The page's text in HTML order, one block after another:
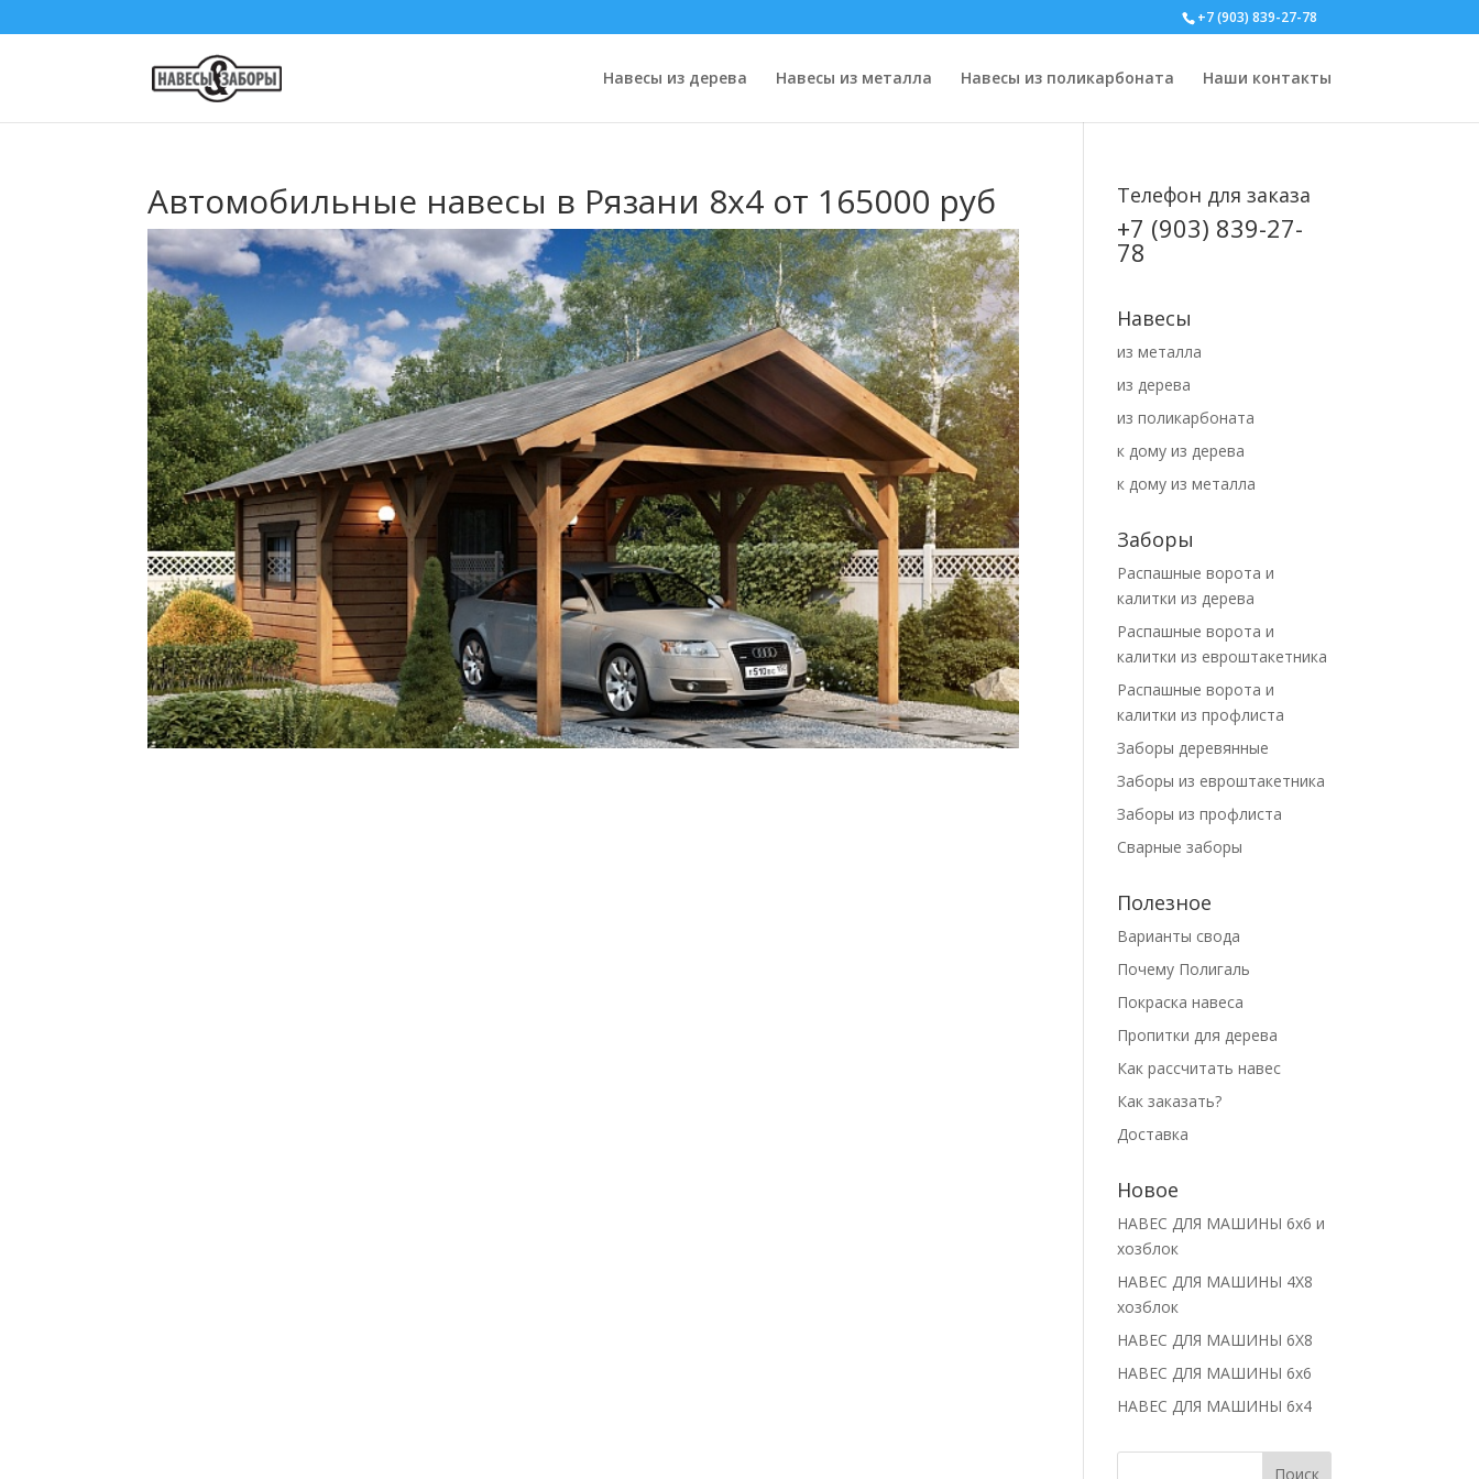
+7 (903) 839-27-78
Навесы из дерева Навесы из металла Навесы из поликарбоната Наши контакты
Автомобильные навесы в Рязани 8х4 от 165000 руб Телефон для заказа
+7 (903) 839-27-
78
Навесы
из металла
из дерева
из поликарбоната
к дому из дерева
к дому из металла
Заборы
Распашные ворота и
калитки из дерева
Распашные ворота и
калитки из евроштакетника
Распашные ворота и
калитки из профлиста
Заборы деревянные
Заборы из евроштакетника
Заборы из профлиста
Сварные заборы
Полезное
Варианты свода
Почему Полигаль
Покраска навеса
Пропитки для дерева
Как рассчитать навес
Как заказать?
Доставка
Новое
НАВЕС ДЛЯ МАШИНЫ 6х6 и
хозблок
НАВЕС ДЛЯ МАШИНЫ 4Х8
хозблок
НАВЕС ДЛЯ МАШИНЫ 6Х8
НАВЕС ДЛЯ МАШИНЫ 6х6
НАВЕС ДЛЯ МАШИНЫ 6х4